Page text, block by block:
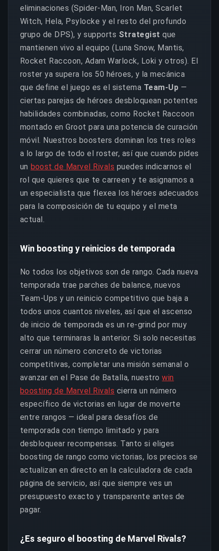
eliminaciones (Spider-Man, Iron Man, Scarlet
Witch, Hela, Psylocke y el resto del profundo
grupo de DPS), y supports Strategist que
mantienen vivo al equipo (Luna Snow, Mantis,
Rocket Raccoon, Adam Warlock, Loki y otros). El
roster ya supera los 50 héroes, y la mecánica
que define el juego es el sistema Team-Up —
ciertas parejas de héroes desbloquean potentes
habilidades combinadas, como Rocket Raccoon
montado en Groot para una potencia de curación
móvil. Nuestros boosters dominan los tres roles
a lo largo de todo el roster, así que cuando pides
un boost de Marvel Rivals puedes indicarnos el
rol que quieres que te carreen y te asignamos a
un especialista que flexea los héroes adecuados
para la composición de tu equipo y el meta
actual.
Win boosting y reinicios de temporada
No todos los objetivos son de rango. Cada nueva
temporada trae parches de balance, nuevos
Team-Ups y un reinicio competitivo que baja a
todos unos cuantos niveles, así que el ascenso
de inicio de temporada es un re-grind por muy
alto que terminaras la anterior. Si solo necesitas
cerrar un número concreto de victorias
competitivas, completar una misión semanal o
avanzar en el Pase de Batalla, nuestrowin
boosting de Marvel Rivals cierra un número
específico de victorias en lugar de moverte
entre rangos — ideal para desafíos de
temporada con tiempo limitado y para
desbloquear recompensas. Tanto si eliges
boosting de rango como victorias, los precios se
actualizan en directo en la calculadora de cada
página de servicio, así que siempre ves un
presupuesto exacto y transparente antes de
pagar.
¿Es seguro el boosting de Marvel Rivals?